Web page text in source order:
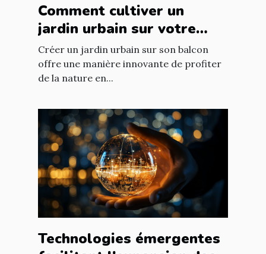
Comment cultiver un
jardin urbain sur votre
balcon
Créer un jardin urbain sur son balcon
offre une manière innovante de profiter
de la nature en...
Technologies émergentes